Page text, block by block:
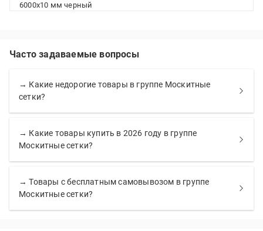
6000х10 мм черный
Часто задаваемые вопросы
→ Какие недорогие товары в группе Москитные
сетки?
→ Какие товары купить в 2026 году в группе
Москитные сетки?
→ Товары с бесплатным самовывозом в группе
Москитные сетки?